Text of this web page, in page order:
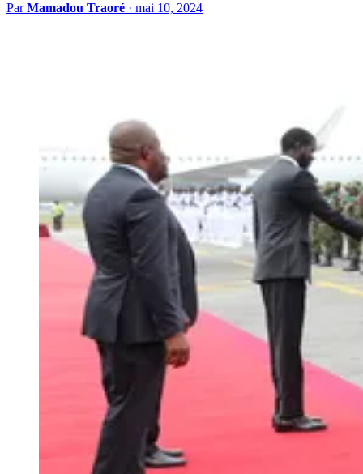
ParMamadou Traoré · mai 10, 2024